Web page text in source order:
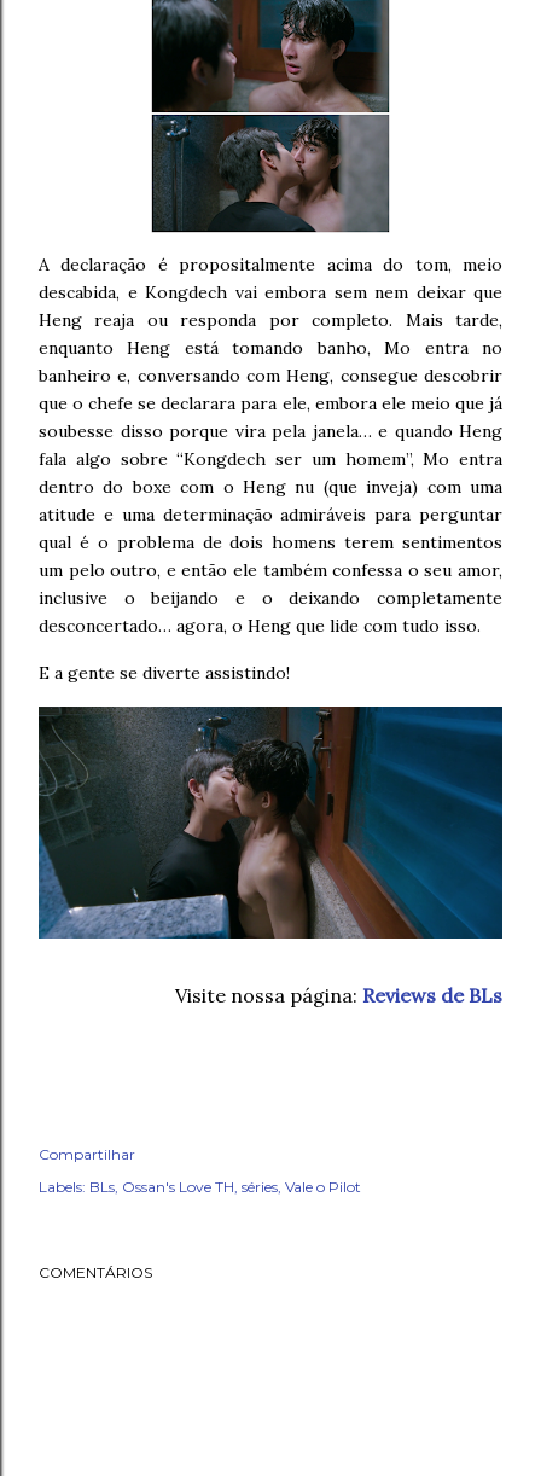
A declaração é propositalmente acima do tom, meio
descabida, e Kongdech vai embora sem nem deixar que
Heng reaja ou responda por completo. Mais tarde,
enquanto Heng está tomando banho, Mo entra no
banheiro e, conversando com Heng, consegue descobrir
que o chefe se declarara para ele, embora ele meio que já
soubesse disso porque vira pela janela… e quando Heng
fala algo sobre “Kongdech ser um homem”, Mo entra
dentro do boxe com o Heng nu (que inveja) com uma
atitude e uma determinação admiráveis para perguntar
qual é o problema de dois homens terem sentimentos
um pelo outro, e então ele também confessa o seu amor,
inclusive o beijando e o deixando completamente
desconcertado… agora, o Heng que lide com tudo isso.
E a gente se diverte assistindo!
Visite nossa página: Reviews de BLs
Compartilhar
Labels: BLs Ossan's Love TH séries Vale o Pilot
COMENTÁRIOS